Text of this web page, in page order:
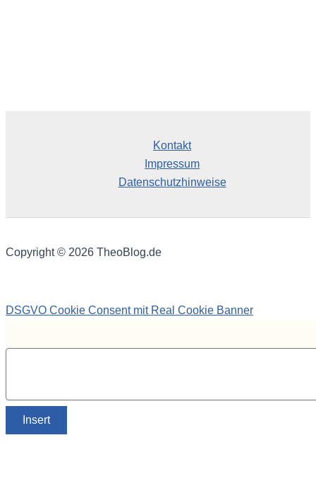
Kontakt
Impressum
Datenschutzhinweise
Copyright © 2026 TheoBlog.de
DSGVO Cookie Consent mit Real Cookie Banner
Insert